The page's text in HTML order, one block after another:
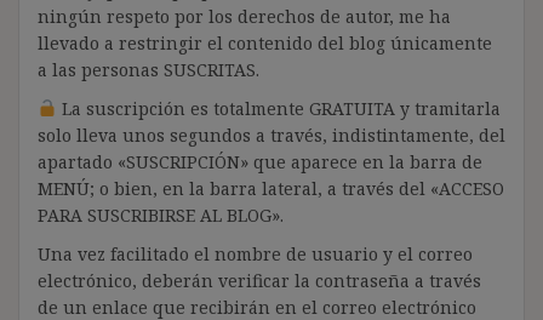
ningún respeto por los derechos de autor, me ha
llevado a restringir el contenido del blog únicamente
a las personas SUSCRITAS.
La suscripción es totalmente GRATUITA y tramitarla
solo lleva unos segundos a través, indistintamente, del
apartado «SUSCRIPCIÓN» que aparece en la barra de
MENÚ; o bien, en la barra lateral, a través del «ACCESO
PARA SUSCRIBIRSE AL BLOG».
Una vez facilitado el nombre de usuario y el correo
electrónico, deberán verificar la contraseña a través
de un enlace que recibirán en el correo electrónico